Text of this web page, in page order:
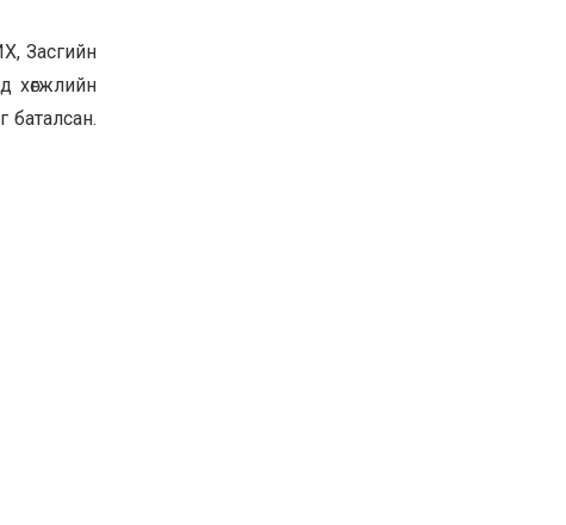
Засгийн
хөгжлийн
баталсан.